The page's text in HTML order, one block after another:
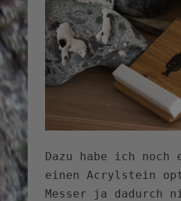
Dazu habe ich
einen Acrylstein
Messer ja dadurch